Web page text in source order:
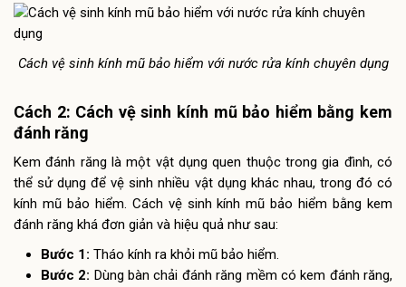
Cách vệ sinh kính mũ bảo hiểm với nước rửa kính chuyên dụng
Cách 2: Cách vệ sinh kính mũ bảo hiểm bằng kem
đánh răng
Kem đánh răng là một vật dụng quen thuộc trong gia đình, có
thể sử dụng để vệ sinh nhiều vật dụng khác nhau, trong đó có
kính mũ bảo hiểm. Cách vệ sinh kính mũ bảo hiểm bằng kem
đánh răng khá đơn giản và hiệu quả như sau:
Bước 1: Tháo kính ra khỏi mũ bảo hiểm.
Bước 2: Dùng bàn chải đánh răng mềm có kem đánh răng,